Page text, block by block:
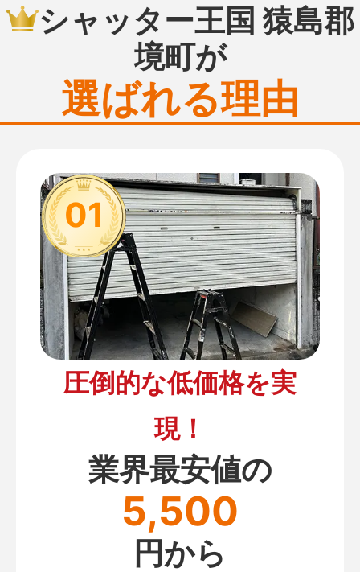
シャッター王国 猿島郡
境町が
選ばれる理由
01
圧倒的な低価格を実
現！
業界最安値の
5,500
円から